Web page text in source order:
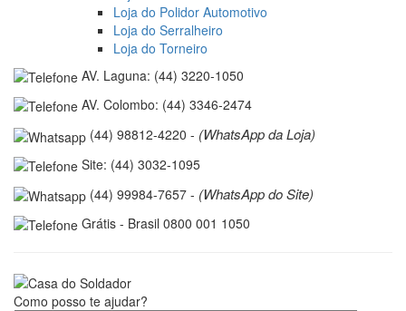
Loja do Polidor Automotivo
Loja do Serralheiro
Loja do Torneiro
AV. Laguna: (44) 3220-1050
AV. Colombo: (44) 3346-2474
(44) 98812-4220 - (WhatsApp da Loja)
Site: (44) 3032-1095
(44) 99984-7657 - (WhatsApp do Site)
Grátis - Brasil 0800 001 1050
Como posso te ajudar?